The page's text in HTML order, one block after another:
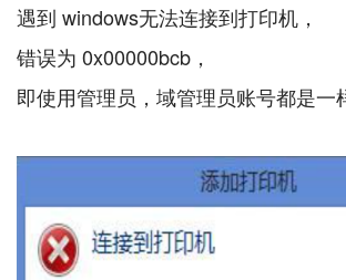
遇到 windows无法连接到打印机，
错误为 0x00000bcb，
即使用管理员，域管理员账号都是一